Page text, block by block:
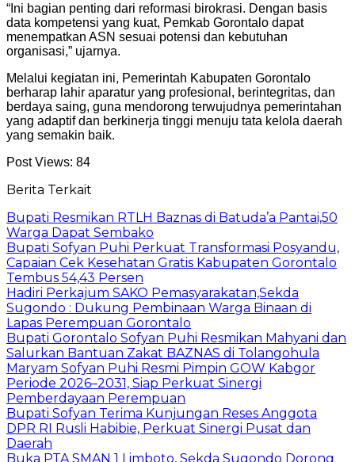
“Ini bagian penting dari reformasi birokrasi. Dengan basis
data kompetensi yang kuat, Pemkab Gorontalo dapat
menempatkan ASN sesuai potensi dan kebutuhan
organisasi,” ujarnya.
Melalui kegiatan ini, Pemerintah Kabupaten Gorontalo
berharap lahir aparatur yang profesional, berintegritas, dan
berdaya saing, guna mendorong terwujudnya pemerintahan
yang adaptif dan berkinerja tinggi menuju tata kelola daerah
yang semakin baik.
Post Views: 84
Berita Terkait
Bupati Resmikan RTLH Baznas di Batuda’a Pantai,50
Warga Dapat Sembako
Bupati Sofyan Puhi Perkuat Transformasi Posyandu,
Capaian Cek Kesehatan Gratis Kabupaten Gorontalo
Tembus 54,43 Persen
Hadiri Perkajum SAKO Pemasyarakatan,Sekda
Sugondo : Dukung Pembinaan Warga Binaan di
Lapas Perempuan Gorontalo
Bupati Gorontalo Sofyan Puhi Resmikan Mahyani dan
Salurkan Bantuan Zakat BAZNAS di Tolangohula
Maryam Sofyan Puhi Resmi Pimpin GOW Kabgor
Periode 2026–2031, Siap Perkuat Sinergi
Pemberdayaan Perempuan
Bupati Sofyan Terima Kunjungan Reses Anggota
DPR RI Rusli Habibie, Perkuat Sinergi Pusat dan
Daerah
Buka PTA SMAN 1 Limboto, Sekda Sugondo Dorong